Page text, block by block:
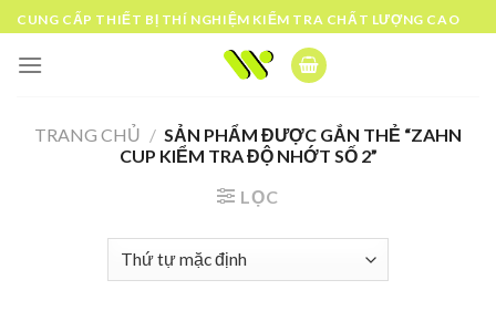
Skip
to
content
CUNG CẤP THIẾT BỊ THÍ NGHIỆM KIỂM TRA CHẤT LƯỢNG CAO
TRANG CHỦ / SẢN PHẨM ĐƯỢC GẮN THẺ “ZAHN
CUP KIỂM TRA ĐỘ NHỚT SỐ 2”
LỌC